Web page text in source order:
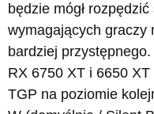
będzie mógł
wymagających graczy
bardziej
RX 6750 XT i 6650
TGP na poziomie